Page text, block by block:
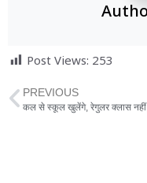
Post Views: 253
PREVIOUS